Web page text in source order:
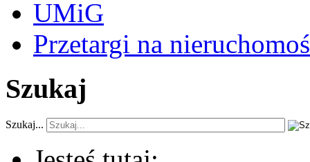
UMiG
Przetargi na
Szukaj
Szukaj...